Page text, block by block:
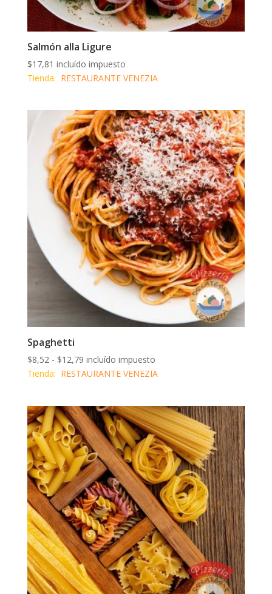
Salmón alla Ligure
$17,81 incluído impuesto
Tienda: RESTAURANTE VENEZIA
Spaghetti
$8,52 - $12,79Rango
de
$8,52
hasta
$12,79
incluído impuesto
Tienda: RESTAURANTE VENEZIA